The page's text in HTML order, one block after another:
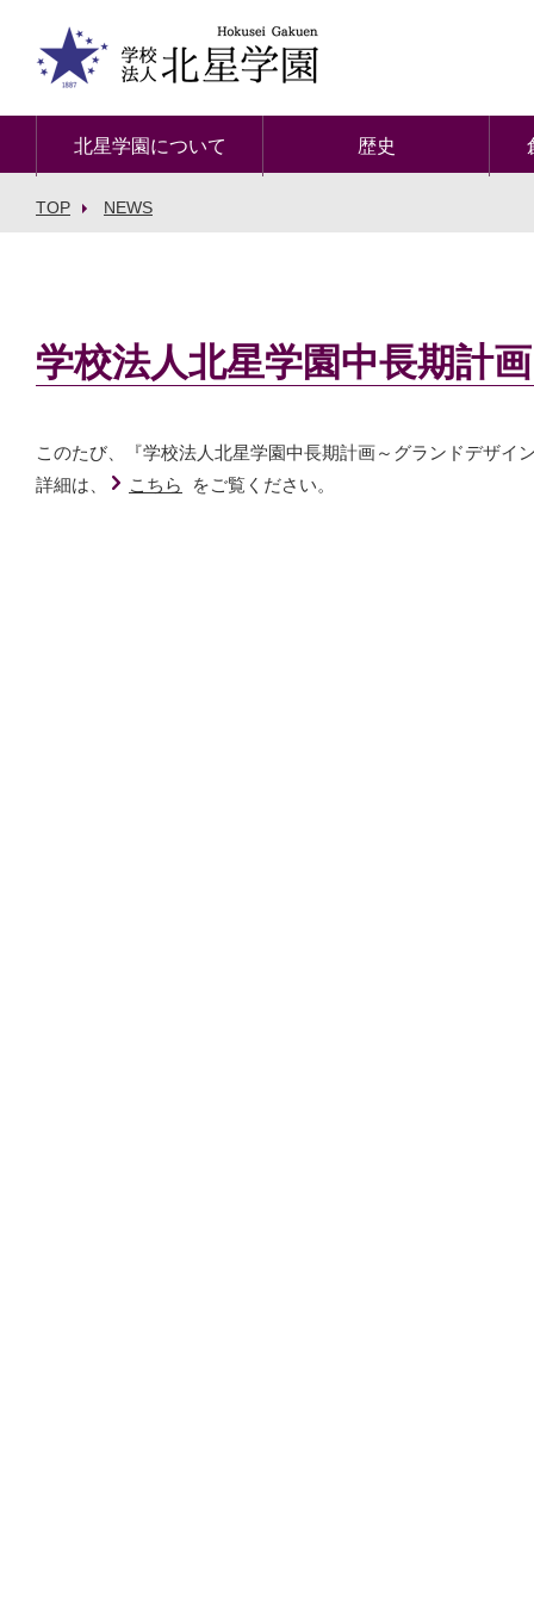
北星学園について 歴史
TOP NEWS
学校法人北星学園中長期計
このたび、『学校法人北星学園中長期計画～グランドデザイ
詳細は、
こちら をご覧ください。